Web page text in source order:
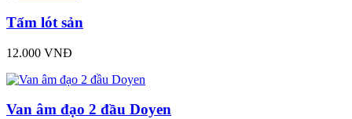
Tấm lót sản
12.000 VNĐ
Van âm đạo 2 đầu Doyen